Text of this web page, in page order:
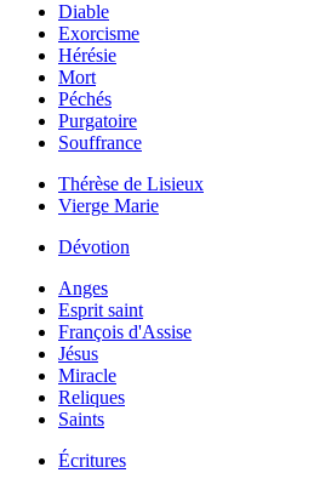
Diable
Exorcisme
Hérésie
Mort
Péchés
Purgatoire
Souffrance
Thérèse de Lisieux
Vierge Marie
Dévotion
Anges
Esprit saint
François d'Assise
Jésus
Miracle
Reliques
Saints
Écritures